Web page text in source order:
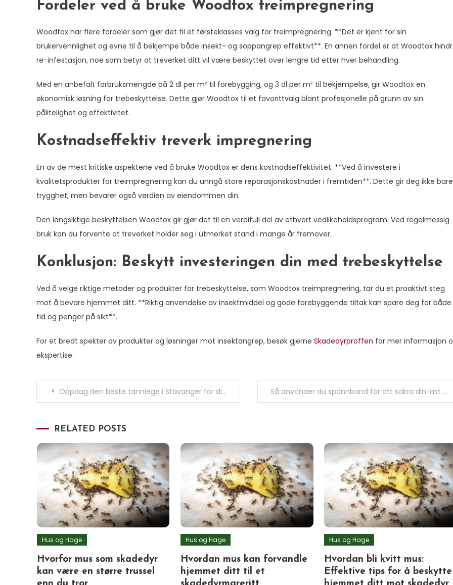
Fordeler ved å bruke Woodtox treimpregnering
Woodtox har flere fordeler som gjør det til et førsteklasses valg for treimpregnering. **Det er kjent for sin
brukervennlighet og evne til å bekjempe både insekt- og soppangrep effektivt**. En annen fordel er at Woodtox
re-infestasjon, noe som betyr at treverket ditt vil være beskyttet over lengre tid etter hver behandling.
Med en anbefalt forbruksmengde på 2 dl per m² til forebygging, og 3 dl per m² til bekjempelse, gir Woodtox en
økonomisk løsning for trebeskyttelse. Dette gjør Woodtox til et favorittvalg blant profesjonelle på grunn av sin
pålitelighet og effektivitet.
Kostnadseffektiv treverk impregnering
En av de mest kritiske aspektene ved å bruke Woodtox er dens kostnadseffektivitet. **Ved å investere i
kvalitetsprodukter for treimpregnering kan du unngå store reparasjonskostnader i fremtiden**. Dette gir deg ikke bare
trygghet, men bevarer også verdien av eiendommen din.
Den langsiktige beskyttelsen Woodtox gir gjør det til en verdifull del av ethvert vedlikeholdsprogram. Ved regelmessig
bruk kan du forvente at treverket holder seg i utmerket stand i mange år fremover.
Konklusjon: Beskytt investeringen din med trebeskyttelse
Ved å velge riktige metoder og produkter for trebeskyttelse, som Woodtox treimpregnering, tar du et proaktivt steg
mot å bevare hjemmet ditt. **Riktig anvendelse av insektmiddel og gode forebyggende tiltak kan spare deg for både
tid og penger på sikt**.
For et bredt spekter av produkter og løsninger mot insektangrep, besøk gjerne Skadedyrproffen for mer informasjon
ekspertise.
Innleggsnavigasjon
Oppdag den beste tannlege i Stavanger for ditt smil Så använder du spännband för att säkra din last som ett proffs
RELATED POSTS
Hus og Hage
Hvorfor mus som skadedyr
kan være en større trussel
Hus og Hage
Hvordan mus kan forvandle
hjemmet ditt til et
Hus og Hage
Hvordan bli kvitt mus:
Effektive tips for å beskytte